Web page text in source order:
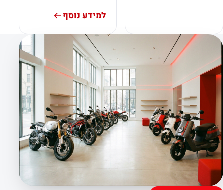
למידע נוסף